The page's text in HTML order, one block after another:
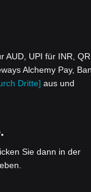
AUD, UPI für INR,
Alchemy Pay,
Dritte] aus und
Sie dann in der